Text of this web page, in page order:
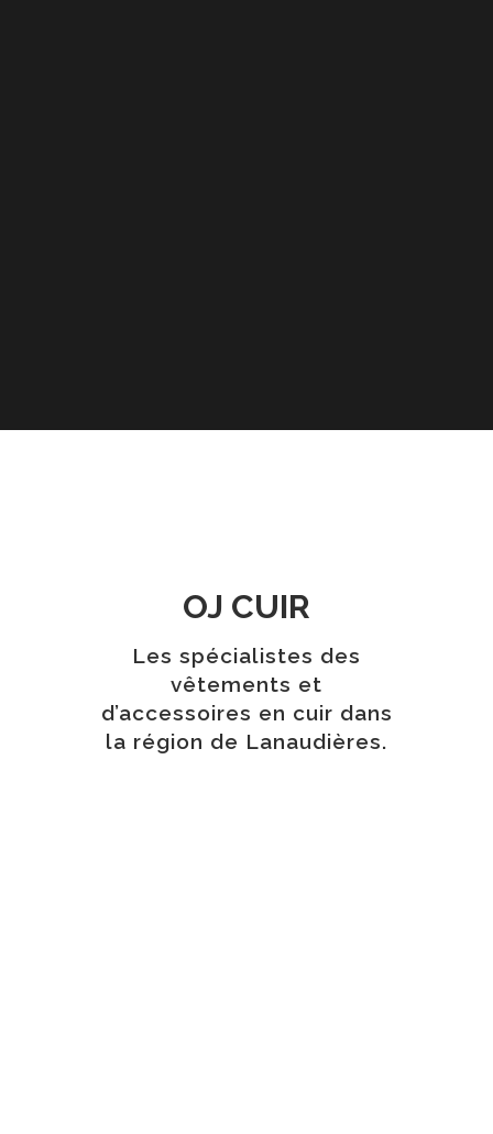
OJ CUIR
Les spécialistes des
vêtements et
d’accessoires en cuir dans
la région de Lanaudières.